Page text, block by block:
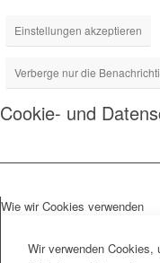
Einstellungen akzeptieren
Verberge nur die
Cookie- und
Wie wir Cookies verwenden
Wir verwenden